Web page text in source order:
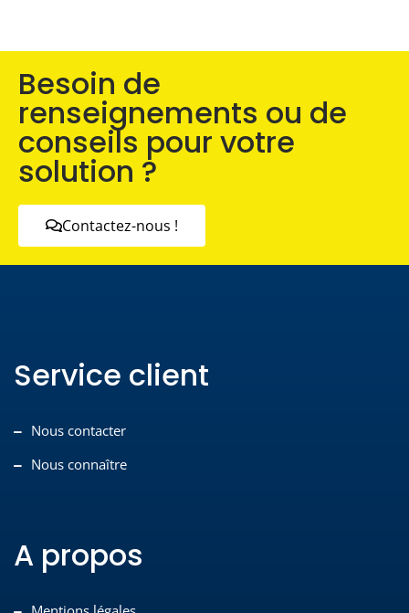
Besoin de
renseignements ou de
conseils pour votre
solution ?
Contactez-nous !
Service client
Nous contacter
Nous connaître
A propos